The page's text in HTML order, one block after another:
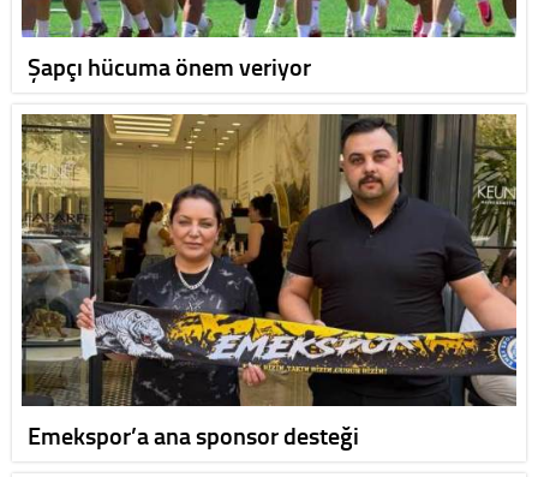
Şapçı hücuma önem veriyor
Emekspor’a ana sponsor desteği